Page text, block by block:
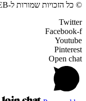
© כל הזכויות שמורות ל-KAZAWEB
Twitter
Facebook-f
Youtube
Pinterest
Open chat